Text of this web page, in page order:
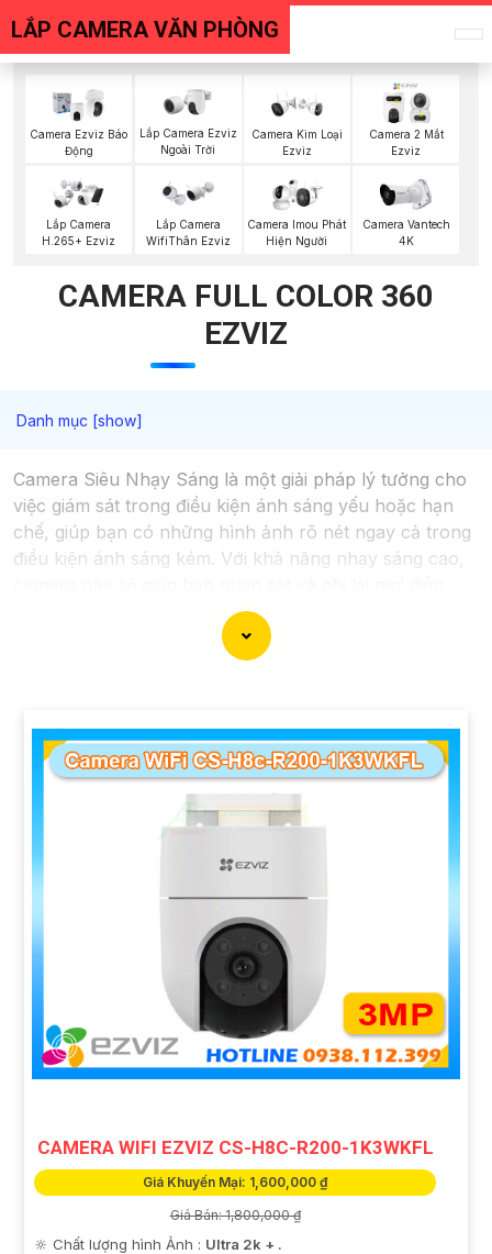
LẮP CAMERA VĂN PHÒNG
Camera Ezviz Báo
Động
Lắp Camera Ezviz
Ngoài Trời
Camera Kim Loại
Ezviz
Camera 2 Mắt
Ezviz
Lắp Camera
H.265+ Ezviz
Lắp Camera
WifiThân Ezviz
Camera Imou Phát
Hiện Người
Camera Vantech
4K
CAMERA FULL COLOR 360
EZVIZ
Camera Siêu Nhạy Sáng là một giải pháp lý tưởng cho
việc giám sát trong điều kiện ánh sáng yếu hoặc hạn
chế, giúp bạn có những hình ảnh rõ nét ngay cả trong
điều kiện ánh sáng kém. Với khả năng nhạy sáng cao,
biến một cách chi tiết và chính xác.
Camera Siêu Nhạy Sáng là một lựa chọn phù hợp cho
yếu. Hãy đầu tư vào cameđể bảo vệ và giám sát an
ninh hiệu quả hơn.
CAMERA WIFI EZVIZ CS-H8C-R200-1K3WKFL
Giá Khuyến Mại: 1,600,000 ₫
Giá Bán: 1,800,000 ₫
🔆 Chất lượng hình Ảnh : Ultra 2k + .